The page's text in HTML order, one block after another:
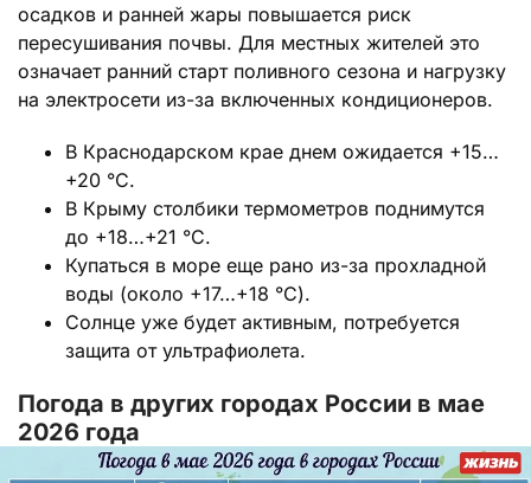
осадков и ранней жары повышается риск
пересушивания почвы. Для местных жителей это
означает ранний старт поливного сезона и нагрузку
на электросети из-за включенных кондиционеров.
В Краснодарском крае днем ожидается +15…
+20 °C.
В Крыму столбики термометров поднимутся
до +18…+21 °C.
Купаться в море еще рано из-за прохладной
воды (около +17…+18 °C).
Солнце уже будет активным, потребуется
защита от ультрафиолета.
Погода в других городах России в мае
2026 года